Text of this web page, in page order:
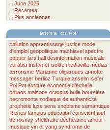
June 2026
Récentes...
Plus anciennes...
MOTS CLÉS
pollution apprentissage justice mode
d'emploi géopolitique machiavel spectre
popper lars hall désinformation musicale
eurabia tristan et isolde mediavilla médias
terrorisme Marianne oligarques annette
messager berlioz Turquie anselm kiefer
Pol Pot écriture économie d'échelle
philaos maisons octopus bulle boursière
necromonte zodiaque de authenticité
prophétie luxe sens snobisme sémantique
Riches famulus education conscient joel
de rosnay sheldrake déchéance amour
musique yin et yang syndrome de